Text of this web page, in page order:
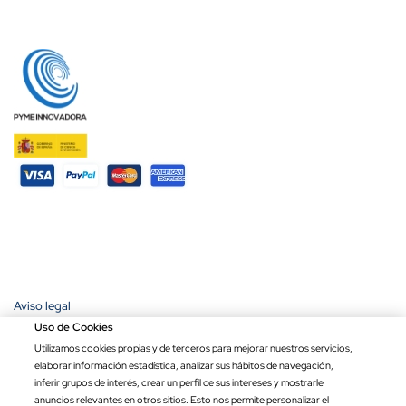
Aviso legal
Política de privacidad
Condiciones de compra
Ley de transparencia
Copyright © 2026 Banderas Puerta de Hierro®. Todos los derechos
Uso de Cookies
Utilizamos cookies propias y de terceros para mejorar nuestros servicios,
elaborar información estadística, analizar sus hábitos de navegación,
inferir grupos de interés, crear un perfil de sus intereses y mostrarle
anuncios relevantes en otros sitios. Esto nos permite personalizar el